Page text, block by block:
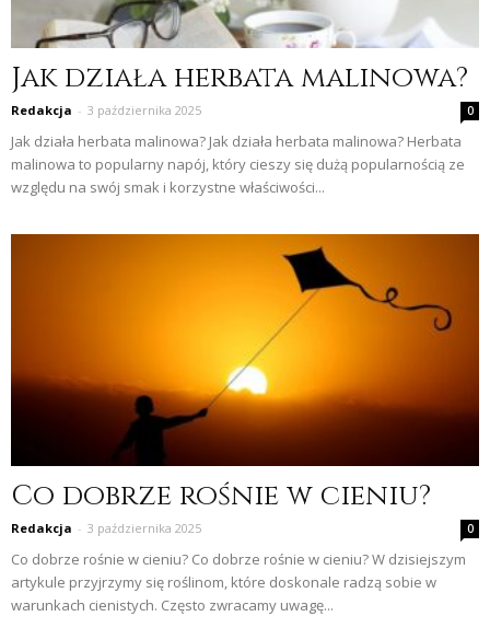
Jak działa herbata malinowa?
Redakcja - 3 października 2025 0
Jak działa herbata malinowa? Jak działa herbata malinowa? Herbata
malinowa to popularny napój, który cieszy się dużą popularnością ze
względu na swój smak i korzystne właściwości...
Co dobrze rośnie w cieniu?
Redakcja - 3 października 2025 0
Co dobrze rośnie w cieniu? Co dobrze rośnie w cieniu? W dzisiejszym
artykule przyjrzymy się roślinom, które doskonale radzą sobie w
warunkach cienistych. Często zwracamy uwagę...